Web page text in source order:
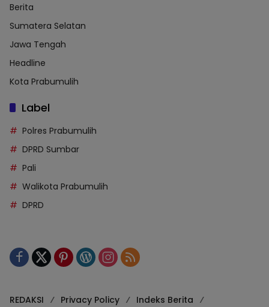
Berita
Sumatera Selatan
Jawa Tengah
Headline
Kota Prabumulih
Label
Polres Prabumulih
DPRD Sumbar
Pali
Walikota Prabumulih
DPRD
REDAKSI Privacy Policy Indeks Berita